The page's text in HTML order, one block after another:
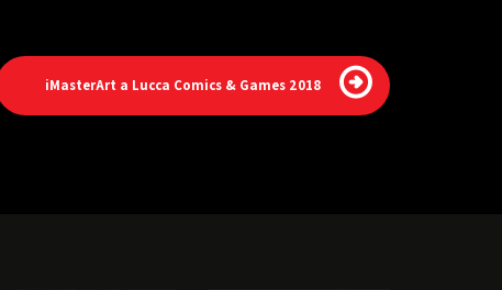
iMasterArt a Lucca Comics & Games 2018